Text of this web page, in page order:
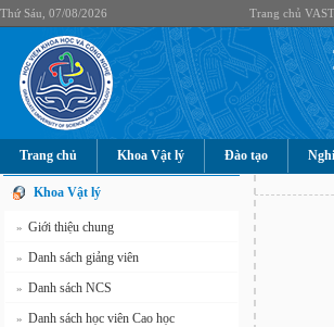
Thứ Sáu, 07/08/2026 Trang chủ VAST
Trang chủ Khoa Vật lý Đào tạo
Khoa Vật lý
» Giới thiệu chung
» Danh sách giảng viên
» Danh sách NCS
» Danh sách học viên Cao học